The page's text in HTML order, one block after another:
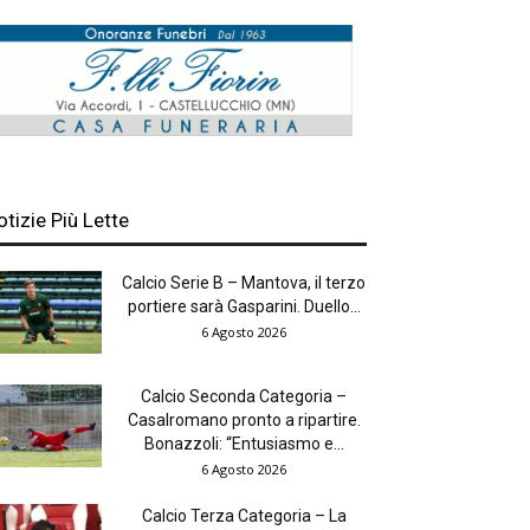
Più Lette
Calcio Serie B – Mantova, il terzo
portiere sarà Gasparini. Duello...
6 Agosto 2026
Calcio Seconda Categoria –
Casalromano pronto a ripartire.
Bonazzoli: “Entusiasmo e...
6 Agosto 2026
Calcio Terza Categoria – La